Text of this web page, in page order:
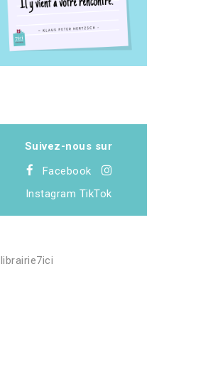
Suivez-nous sur
Facebook
Instagram TikTok